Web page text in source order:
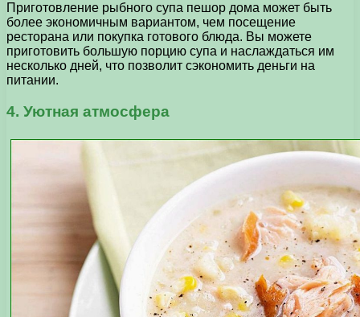
Приготовление рыбного супа пешор дома может быть
более экономичным вариантом, чем посещение
ресторана или покупка готового блюда. Вы можете
приготовить большую порцию супа и наслаждаться им
несколько дней, что позволит сэкономить деньги на
питании.
4. Уютная атмосфера